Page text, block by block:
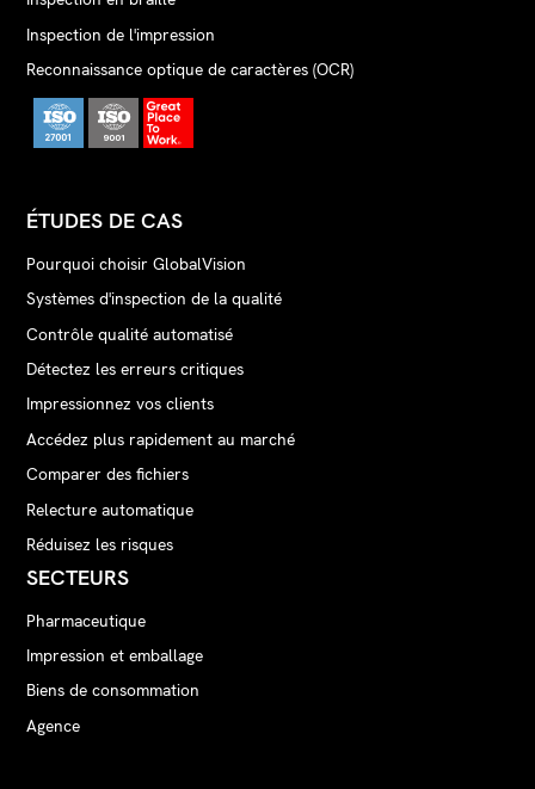
Inspection de l'impression
Reconnaissance optique de caractères (OCR)
ÉTUDES DE CAS
Pourquoi choisir GlobalVision
Systèmes d'inspection de la qualité
Contrôle qualité automatisé
Détectez les erreurs critiques
Impressionnez vos clients
Accédez plus rapidement au marché
Comparer des fichiers
Relecture automatique
Réduisez les risques
SECTEURS
Pharmaceutique
Impression et emballage
Biens de consommation
Agence